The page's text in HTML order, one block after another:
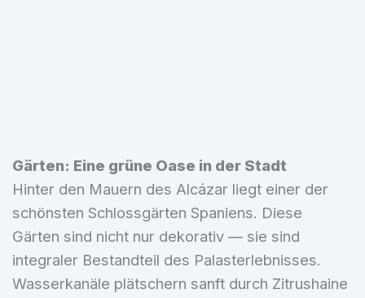
Gärten: Eine grüne Oase in der Stadt
Hinter den Mauern des Alcázar liegt einer der
schönsten Schlossgärten Spaniens. Diese
Gärten sind nicht nur dekorativ — sie sind
integraler Bestandteil des Palasterlebnisses.
Wasserkanäle plätschern sanft durch Zitrushaine